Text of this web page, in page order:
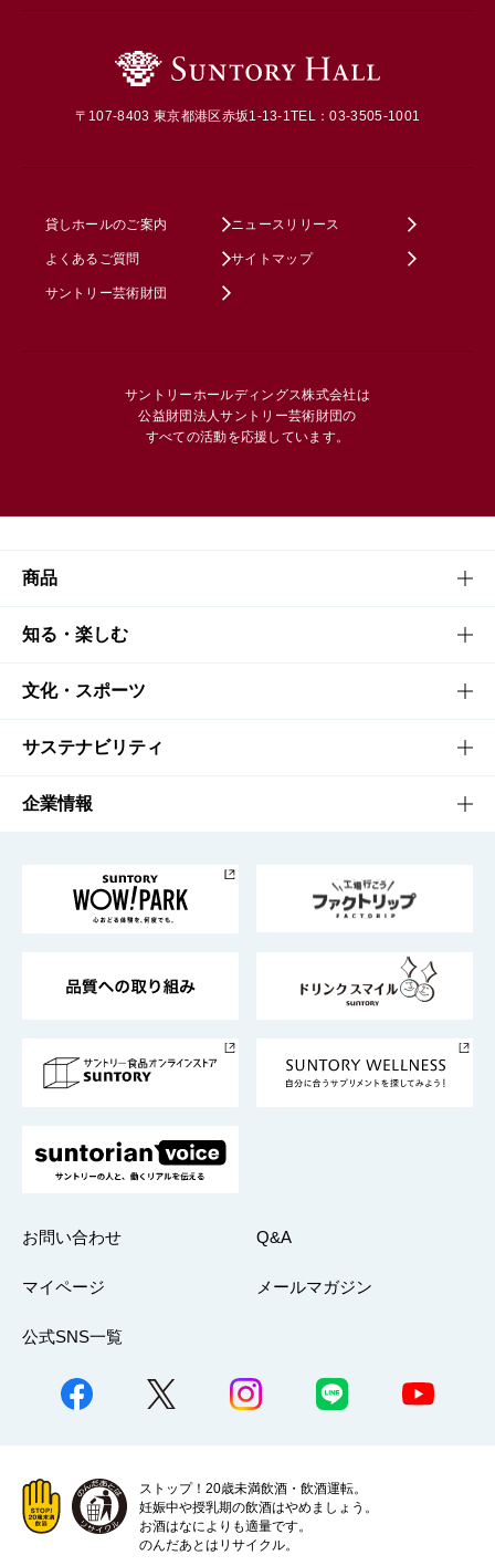
〒107-8403 東京都港区赤坂1-13-1TEL：03-3505-1001
貸しホールのご案内 ニュースリリース
よくあるご質問 サイトマップ
サントリー芸術財団
サントリーホールディングス株式会社は
公益財団法人サントリー芸術財団の
すべての活動を応援しています。
商品
商品TOP
商品一覧
商品発売情報
栄養成分一覧
知る・楽しむ
知る・楽しむTOP
キャンペーン
工場見学
地域情報
文化・スポーツ
文化・スポーツTOP
サントリーホール
サントリーサンバーズ大阪
サステナビリティ
サステナビリティTOP
サントリーが考えるサステナビリティ経営
企業情報
企業概要
採用情報
お問い合わせ Q&A
マイページ メールマガジン
公式SNS一覧
ストップ！20歳未満飲酒・飲酒運転。
妊娠中や授乳期の飲酒はやめましょう。
お酒はなによりも適量です。
のんだあとはリサイクル。